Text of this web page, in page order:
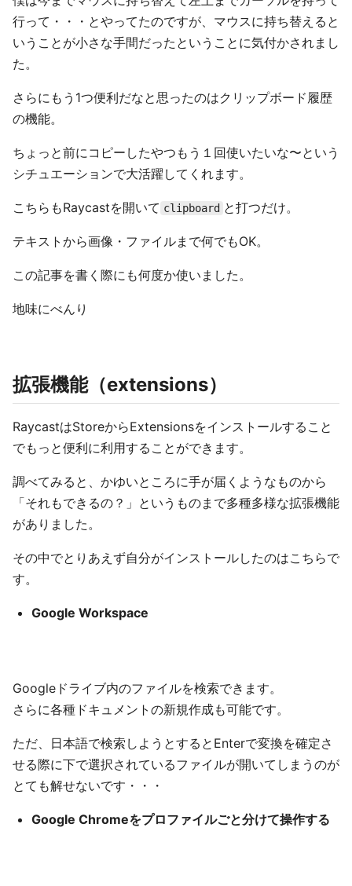
行って・・・とやってたのですが、マウスに持ち替えると
いうことが小さな手間だったということに気付かされまし
た。
さらにもう1つ便利だなと思ったのはクリップボード履歴
の機能。
ちょっと前にコピーしたやつもう１回使いたいな〜という
シチュエーションで大活躍してくれます。
こちらもRaycastを開いて clipboard と打つだけ。
テキストから画像・ファイルまで何でもOK。
この記事を書く際にも何度か使いました。
地味にべんり
拡張機能（extensions）
RaycastはStoreからExtensionsをインストールすること
でもっと便利に利用することができます。
調べてみると、かゆいところに手が届くようなものから
「それもできるの？」というものまで多種多様な拡張機能
がありました。
その中でとりあえず自分がインストールしたのはこちらで
す。
Google Workspace
Googleドライブ内のファイルを検索できます。
さらに各種ドキュメントの新規作成も可能です。
ただ、日本語で検索しようとするとEnterで変換を確定さ
せる際に下で選択されているファイルが開いてしまうのが
とても解せないです・・・
Google Chromeをプロファイルごと分けて操作する